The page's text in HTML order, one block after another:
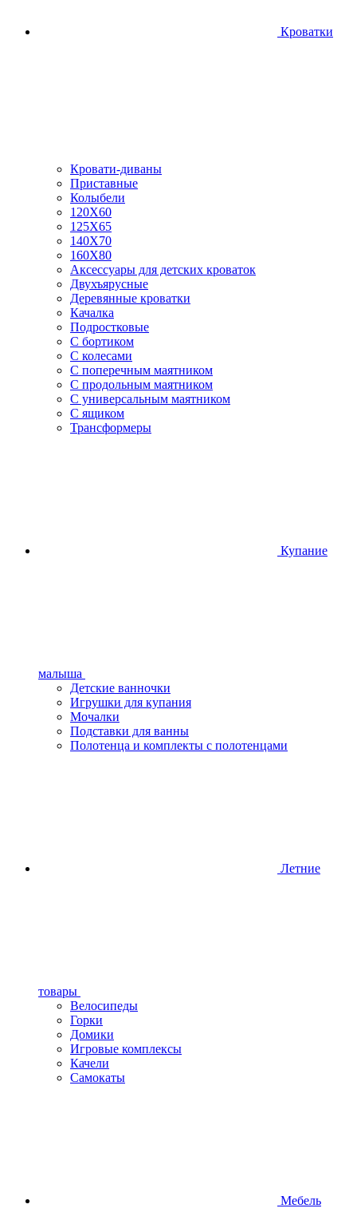
Кроватки
Кровати-диваны
Приставные
Колыбели
120Х60
125X65
140Х70
160Х80
Аксессуары для детских кроваток
Двухъярусные
Деревянные кроватки
Качалка
Подростковые
С бортиком
С колесами
С поперечным маятником
С продольным маятником
С универсальным маятником
С ящиком
Трансформеры
Купание
малыша
Детские ванночки
Игрушки для купания
Мочалки
Подставки для ванны
Полотенца и комплекты с полотенцами
Летние
товары
Велосипеды
Горки
Домики
Игровые комплексы
Качели
Самокаты
Мебель